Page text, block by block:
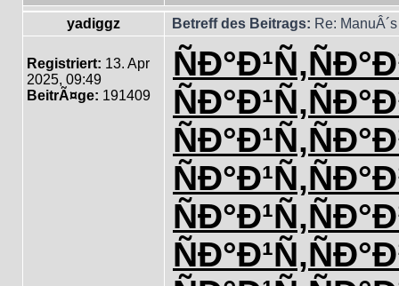
yadiggz Betreff des Beitrags: Re:
Registriert: 13. Apr
2025, 09:49
BeitrÃ¤ge: 191409
ÑÐ°Ð¹Ñ‚
ÑÐ°Ð¹Ñ‚
ÑÐ°Ð¹Ñ‚
ÑÐ°Ð¹Ñ‚
ÑÐ°Ð¹Ñ‚
ÑÐ°Ð¹Ñ‚